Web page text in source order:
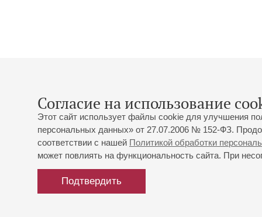
Согласие на использование
Этот сайт использует файлы cookie для улучшения
персональных данных» от 27.07.2006 № 152-ФЗ.
соответствии с нашей Политикой обработки
может повлиять на функциональность сайта. При
Подтвердить